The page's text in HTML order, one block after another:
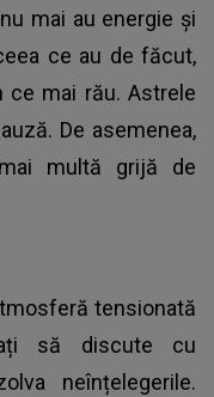
mai au energie și
ce au de făcut,
mai rău. Astrele
De asemenea,
multă grijă de
tensionată
să discute cu
neînțelegerile.